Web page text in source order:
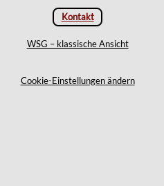
Kontakt
WSG – klassische Ansicht
Cookie-Einstellungen ändern